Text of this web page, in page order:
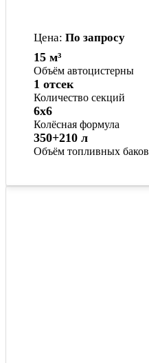
Цена: По запросу
Объём автоцистерны
15 м³
Количество секций
1 отсек
Колёсная формула
6x6
Объём топливных баков
350+210 л